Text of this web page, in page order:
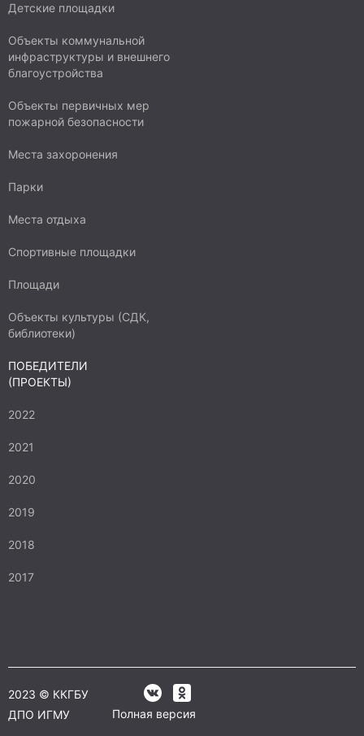
Детские площадки
Объекты коммунальной
инфраструктуры и внешнего
благоустройства
Объекты первичных мер
пожарной безопасности
Места захоронения
Парки
Места отдыха
Спортивные площадки
Площади
Объекты культуры (СДК,
библиотеки)
ПОБЕДИТЕЛИ
(ПРОЕКТЫ)
2022
2021
2020
2019
2018
2017
2023 © ККГБУ
ДПО ИГМУ
Полная версия